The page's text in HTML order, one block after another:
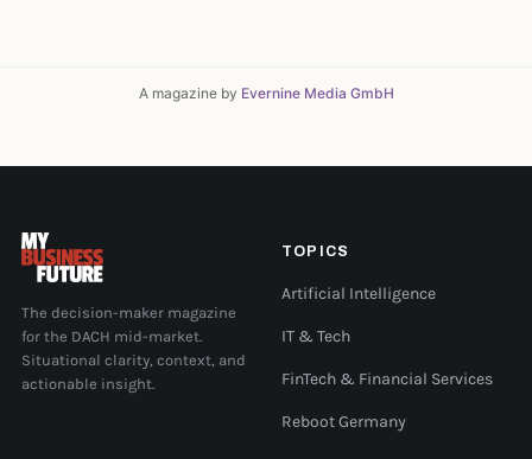
A magazine by Evernine Media GmbH
The decision-maker magazine
for the DACH mid-market.
Situational clarity, context, and
actionable insight.
TOPICS
Artificial Intelligence
IT & Tech
FinTech & Financial Services
Reboot Germany